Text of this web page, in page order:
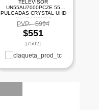
TELEVISOR
UN55AU7000PCZE 55
PULGADAS CRYSTAL UHD
4K | SAMSUNG
PVP: $994
$551
[7502]